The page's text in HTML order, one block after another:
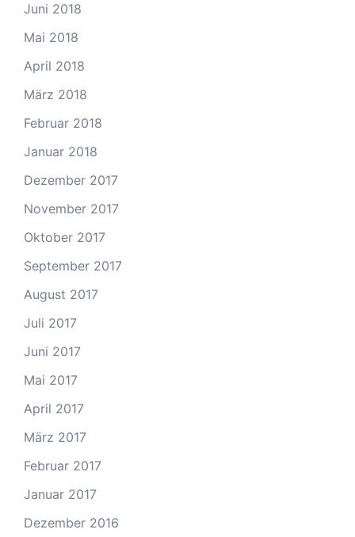
Juni 2018
Mai 2018
April 2018
März 2018
Februar 2018
Januar 2018
Dezember 2017
November 2017
Oktober 2017
September 2017
August 2017
Juli 2017
Juni 2017
Mai 2017
April 2017
März 2017
Februar 2017
Januar 2017
Dezember 2016